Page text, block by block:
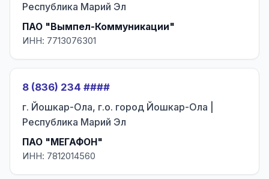
Республика Марий Эл
ПАО "Вымпел-Коммуникации"
ИНН: 7713076301
8 (836) 234 ####
г. Йошкар-Ола, г.о. город Йошкар-Ола |
Республика Марий Эл
ПАО "МЕГАФОН"
ИНН: 7812014560